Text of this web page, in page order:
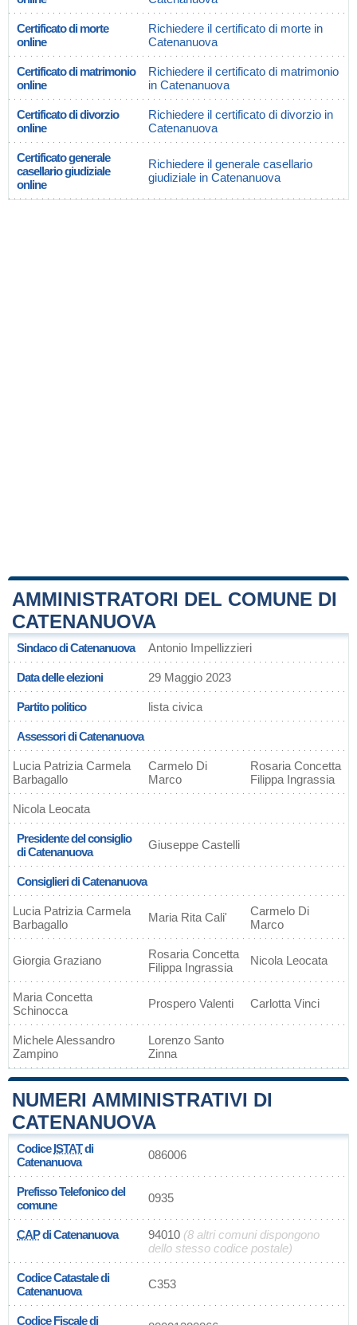
Certificato di morte
online
Richiedere il certificato di morte in
Catenanuova
Certificato di matrimonio
online
Richiedere il certificato di matrimonio
in Catenanuova
Certificato di divorzio
online
Richiedere il certificato di divorzio in
Catenanuova
Certificato generale
casellario giudiziale
online
Richiedere il generale casellario
giudiziale in Catenanuova
AMMINISTRATORI DEL COMUNE DI
CATENANUOVA
Sindaco di Catenanuova Antonio Impellizzieri
Data delle elezioni 29 Maggio 2023
Partito politico lista civica
Assessori di Catenanuova
Lucia Patrizia Carmela
Barbagallo
Carmelo Di
Marco
Rosaria Concetta
Filippa Ingrassia
Nicola Leocata
Presidente del consiglio
di Catenanuova
Giuseppe Castelli
Consiglieri di Catenanuova
Lucia Patrizia Carmela
Barbagallo
Maria Rita Cali'
Carmelo Di
Marco
Giorgia Graziano
Rosaria Concetta
Filippa Ingrassia
Nicola Leocata
Maria Concetta
Schinocca
Prospero Valenti Carlotta Vinci
Michele Alessandro
Zampino
Lorenzo Santo
Zinna
NUMERI AMMINISTRATIVI DI
CATENANUOVA
CodiceISTATdi
Catenanuova
086006
Prefisso Telefonico del
comune
0935
CAPdi Catenanuova 94010 (8 altri comuni dispongono
dello stesso codice postale)
Codice Catastale di
Catenanuova
C353
Codice Fiscale di